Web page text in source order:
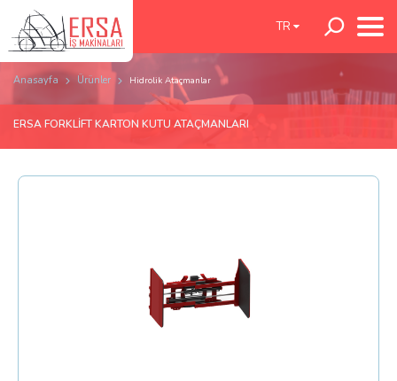
TR
Anasayfa Ürünler Hidrolik Ataçmanlar
ERSA FORKLİFT KARTON KUTU ATAÇMANLARI